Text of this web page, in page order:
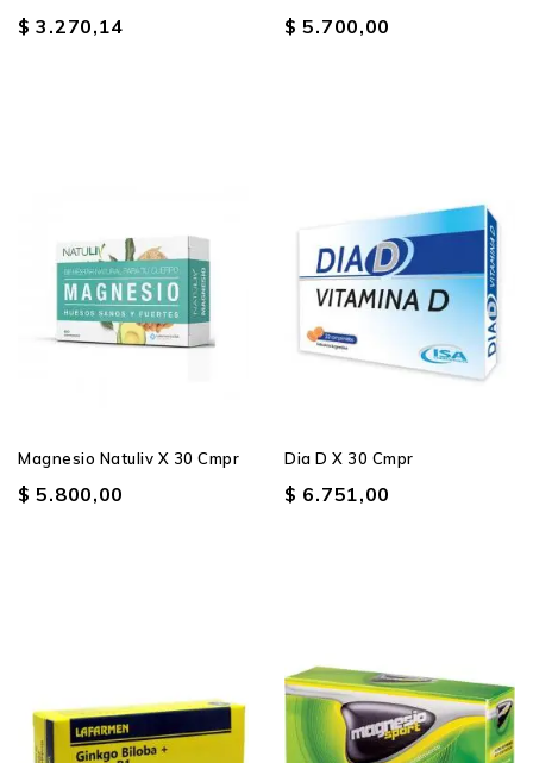
$ 3.270,14 $ 5.700,00
Magnesio Natuliv X 30 Cmpr
$ 5.800,00
Dia D X 30 Cmpr
$ 6.751,00